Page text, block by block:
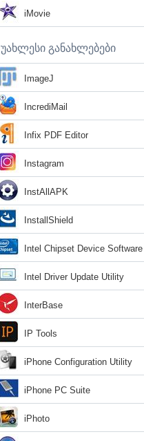
iMovie
უახლესი განახლებები
ImageJ
IncrediMail
Infix PDF Editor
Instagram
InstAllAPK
InstallShield
Intel Chipset Device Software
Intel Driver Update Utility
InterBase
IP Tools
iPhone Configuration Utility
iPhone PC Suite
iPhoto